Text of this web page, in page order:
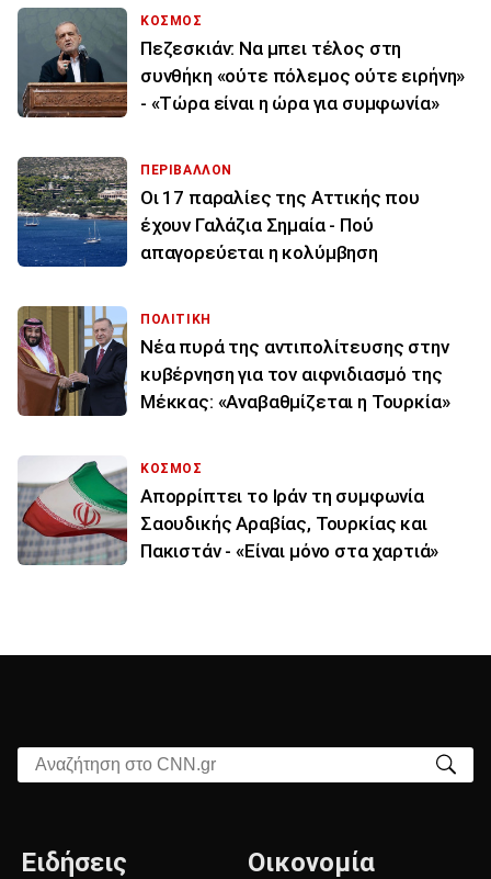
ΚΟΣΜΟΣ
Πεζεσκιάν: Να μπει τέλος στη
συνθήκη «ούτε πόλεμος ούτε ειρήνη»
- «Τώρα είναι η ώρα για συμφωνία»
ΠΕΡΙΒΑΛΛΟΝ
Οι 17 παραλίες της Αττικής που
έχουν Γαλάζια Σημαία - Πού
απαγορεύεται η κολύμβηση
ΠΟΛΙΤΙΚΗ
Νέα πυρά της αντιπολίτευσης στην
κυβέρνηση για τον αιφνιδιασμό της
Μέκκας: «Αναβαθμίζεται η Τουρκία»
ΚΟΣΜΟΣ
Απορρίπτει το Ιράν τη συμφωνία
Σαουδικής Αραβίας, Τουρκίας και
Πακιστάν - «Είναι μόνο στα χαρτιά»
Αναζήτηση στο CNN.gr
Ειδήσεις Οικονομία